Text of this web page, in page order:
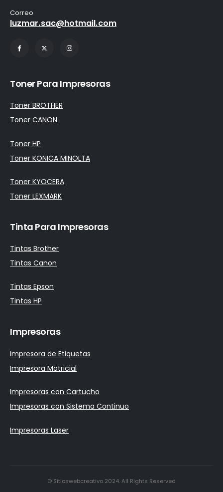
Correo
luzmar.sac@hotmail.com
Toner Para Impresoras
Toner BROTHER
Toner CANON
Toner HP
Toner KONICA MINOLTA
Toner KYOCERA
Toner LEXMARK
Tinta Para Impresoras
Tintas Brother
Tintas Canon
Tintas Epson
Tintas HP
Impresoras
Impresora de Etiquetas
Impresora Matricial
Impresoras con Cartucho
Impresoras con Sistema Continuo
Impresoras Laser
© Sitioswebcreativo 2024. All Rights Reserved